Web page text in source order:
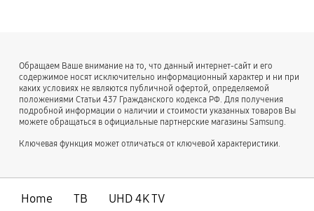
Обращаем Ваше внимание на то, что данный интернет-сайт и его
содержимое носят исключительно информационный характер и ни при
каких условиях не являются публичной офертой, определяемой
положениями Статьи 437 Гражданского кодекса РФ. Для получения
подробной информации о наличии и стоимости указанных товаров Вы
можете обращаться в официальные партнерские магазины Samsung.
Ключевая функция может отличаться от ключевой характеристики.
Home ТВ
UHD 4K TV